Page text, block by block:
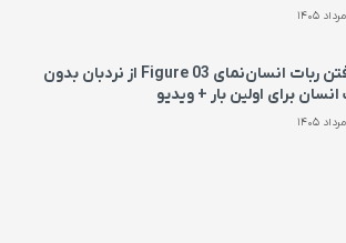
بالا رفتن ربات انسان‌نمای Figure 03 از نردبان بدون
برای اولین بار + ویدیو